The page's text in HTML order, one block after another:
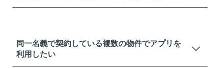
同一名義で契約している複数の物件でアプリを
利用したい